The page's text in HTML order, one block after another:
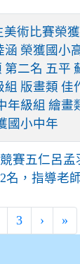
術比賽榮
榮獲國小
二名 五平
版畫類 佳
級組 繪畫
國小中年
賽五仁呂
名，指導老
3 › »